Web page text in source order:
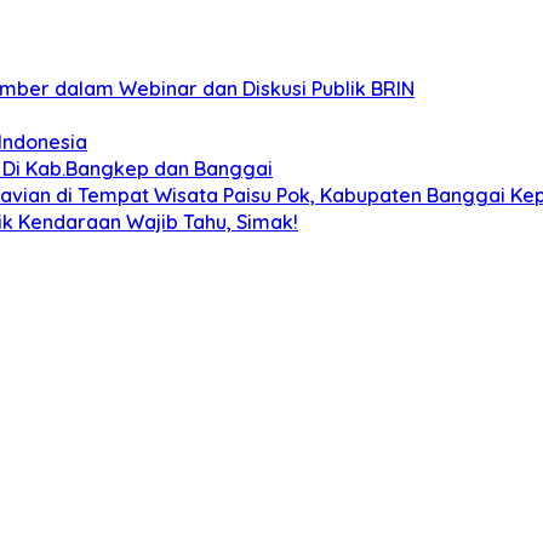
dalam Webinar dan Diskusi Publik BRIN
Kab.Bangkep dan Banggai
di Tempat Wisata Paisu Pok, Kabupaten Banggai
Kendaraan Wajib Tahu, Simak!